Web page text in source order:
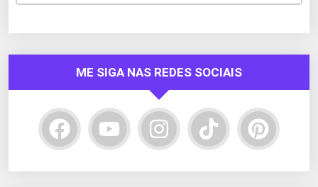
ME SIGA NAS REDES SOCIAIS